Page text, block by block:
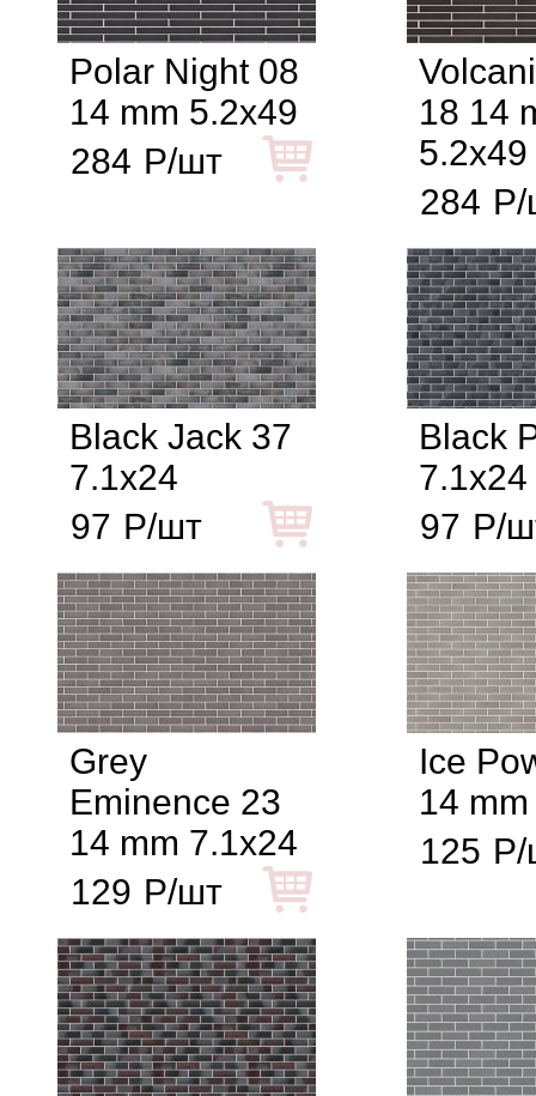
Polar Night 08
14 mm 5.2x49
284 Р/шт
18 14
5.2x49
284 Р/
Black Jack 37
7.1x24
97 Р/шт
Black
7.1x24
97 Р/
Grey
Eminence 23
14 mm 7.1x24
129 Р/шт
Ice
14
125 Р/